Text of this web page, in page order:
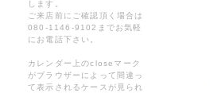
します。
ご来店前にご確認頂く場合は
080-1146-9102までお気軽
にお電話下さい。
カレンダー上のcloseマーク
がブラウザーによって間違っ
て表示されるケースが見られ